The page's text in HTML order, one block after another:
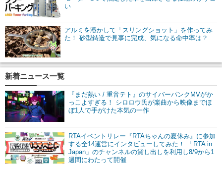
い
アルミを溶かして「スリングショット」を作ってみ
た！ 砂型鋳造で見事に完成、気になる命中率は？
新着ニュース一覧
『まだ熱い / 重音テト』のサイバーパンクMVがか
っこよすぎる！ シロロウ氏が楽曲から映像までほ
ぼ1人で手がけた本気の一作
RTAイベントリレー『RTAちゃんの夏休み』に参加
する全14運営にインタビューしてみた！ 「RTA in
Japan」のチャンネルの貸し出しを利用し8/9から1
週間にわたって開催